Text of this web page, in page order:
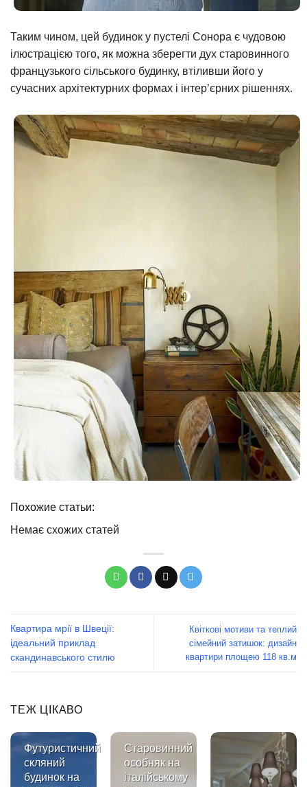
Таким чином, цей будинок у пустелі Сонора є чудовою
ілюстрацією того, як можна зберегти дух старовинного
французького сільського будинку, втіливши його у
сучасних архітектурних формах і інтер’єрних рішеннях.
Похожие статьи:
Немає схожих статей
Квартира мрії в Швеції:
ідеальний приклад
скандинавського стилю
Квіткові мотиви та теплий
сімейний затишок: дизайн
квартири площею 118 кв.м
ТЕЖ ЦІКАВО
Футуристичний
скляний
будинок на
Старовинний
особняк на
італійському